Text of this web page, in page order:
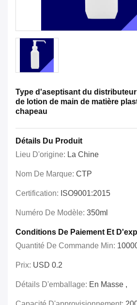
Type d'aseptisant du
de lotion de main de matière
chapeau
Détails Du Produit
Lieu D'origine: La Chine
Nom De Marque: CTP
Certification: ISO9001:2015
Numéro De Modèle: 350ml
Conditions De Paiement Et
Quantité De Commande Min:
Prix: USD 0.2
Détails D'emballage: En Masse ,